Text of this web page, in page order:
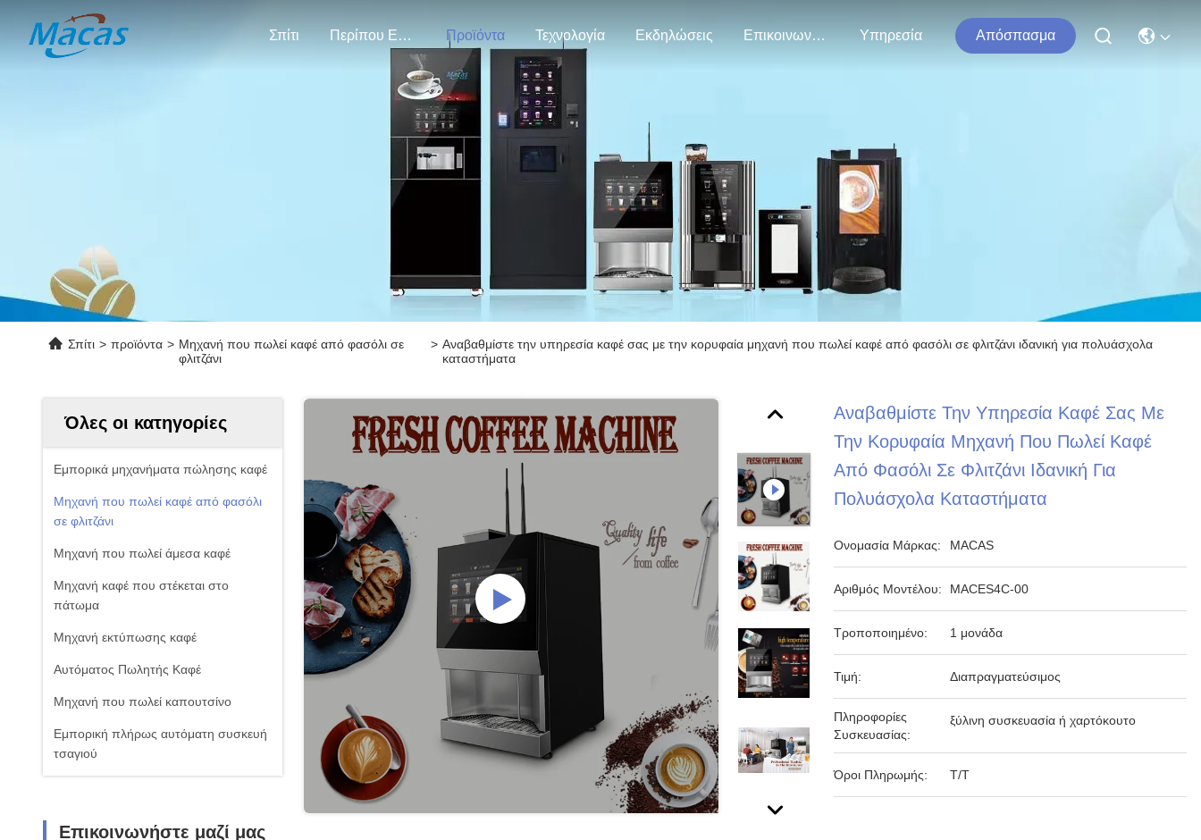
Σπίτι Περίπου Εμείς Προϊόντα Τεχνολογία Εκδηλώσεις Επικοινωνήστε Μαζί Μας Υπηρεσία Απόσπασμα
Σπίτι > προϊόντα > Μηχανή που πωλεί καφέ από φασόλι σε
φλιτζάνι
> Αναβαθμίστε την υπηρεσία καφέ σας με την κορυφαία μηχανή που πωλεί καφέ από φασόλι σε φλιτζάνι ιδανική για πολυάσχολα
καταστήματα
Όλες οι κατηγορίες
Εμπορικά μηχανήματα πώλησης καφέ
Μηχανή που πωλεί καφέ από φασόλι
σε φλιτζάνι
Μηχανή που πωλεί άμεσα καφέ
Μηχανή καφέ που στέκεται στο
πάτωμα
Μηχανή εκτύπωσης καφέ
Αυτόματος Πωλητής Καφέ
Μηχανή που πωλεί καπουτσίνο
Εμπορική πλήρως αυτόματη συσκευή
τσαγιού
Επικοινωνήστε μαζί μας
Αναβαθμίστε Την Υπηρεσία Καφέ Σας Με
Την Κορυφαία Μηχανή Που Πωλεί Καφέ
Από Φασόλι Σε Φλιτζάνι Ιδανική Για
Πολυάσχολα Καταστήματα
Ονομασία Μάρκας: MACAS
Αριθμός Μοντέλου: MACES4C-00
Τροποποιημένο: 1 μονάδα
Τιμή: Διαπραγματεύσιμος
Πληροφορίες
Συσκευασίας:
ξύλινη συσκευασία ή χαρτόκουτο
Όροι Πληρωμής: Τ/Τ